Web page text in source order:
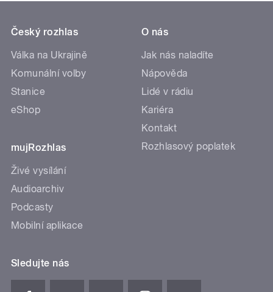
Český rozhlas
Válka na Ukrajině
Komunální volby
Stanice
eShop
mujRozhlas
Živé vysílání
Audioarchiv
Podcasty
Mobilní aplikace
O nás
Jak nás naladíte
Nápověda
Lidé v rádiu
Kariéra
Kontakt
Rozhlasový poplatek
Sledujte nás